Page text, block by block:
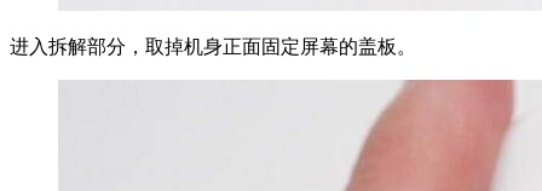
进入拆解部分，取掉机身正面固定屏幕的盖板。